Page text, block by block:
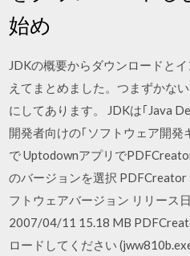
始め
JDKの概要からダウンロードと
えてまとめました。つまずかな
にしてあります。 JDKは｢Java
開発者向けの｢ソフトウェア開発
で Uptodownアプリで
のバージョンを選択
フトウェアバージョン リリース
2007/04/11 15.18 MB
ロードしてください